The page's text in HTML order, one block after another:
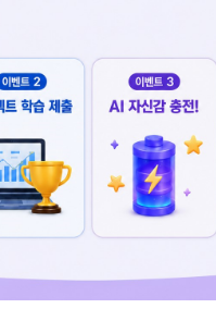
(목요일)
10시까지